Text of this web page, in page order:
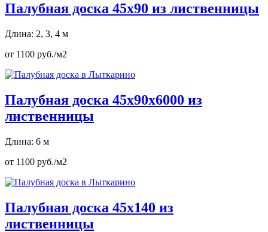
Палубная доска 45х90 из лиственницы
Длина: 2, 3, 4 м
от 1100 руб./м2
Палубная доска 45х90х6000 из
лиственницы
Длина: 6 м
от 1100 руб./м2
Палубная доска 45х140 из
лиственницы